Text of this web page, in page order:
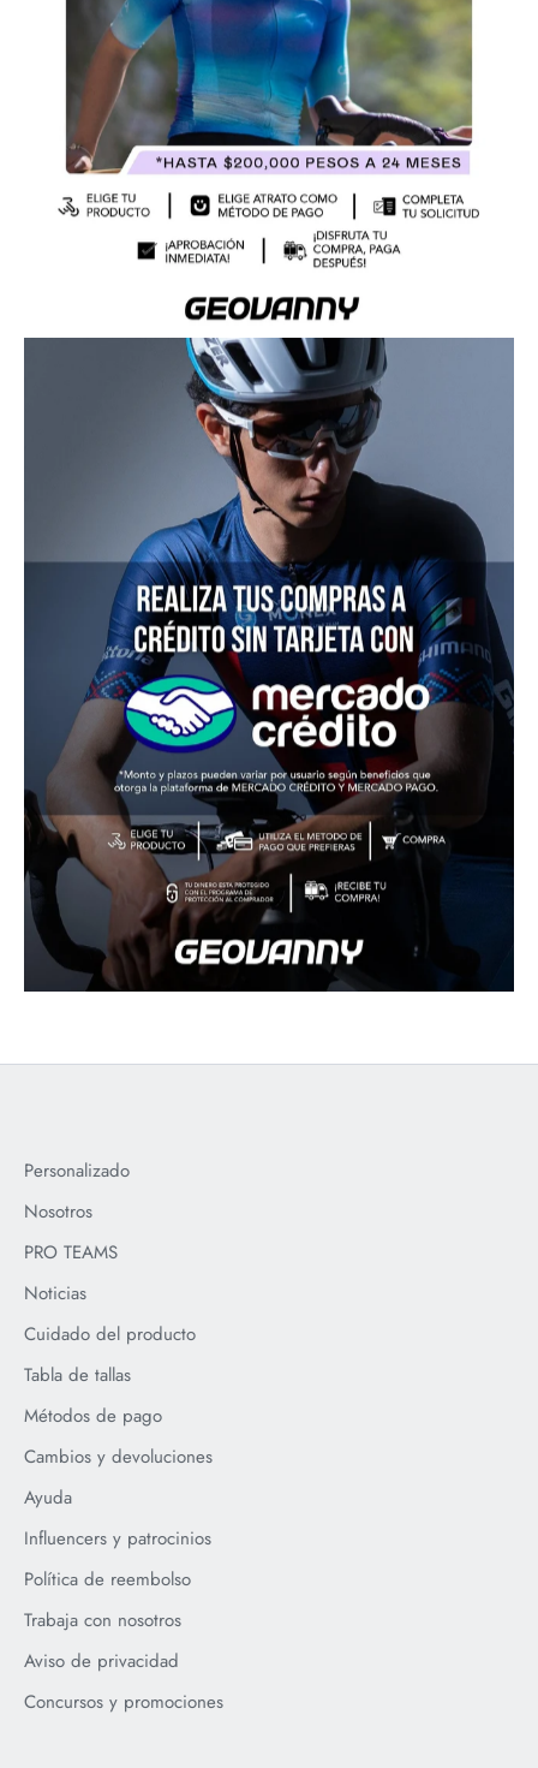
Personalizado
Nosotros
PRO TEAMS
Noticias
Cuidado del producto
Tabla de tallas
Métodos de pago
Cambios y devoluciones
Ayuda
Influencers y patrocinios
Política de reembolso
Trabaja con nosotros
Aviso de privacidad
Concursos y promociones